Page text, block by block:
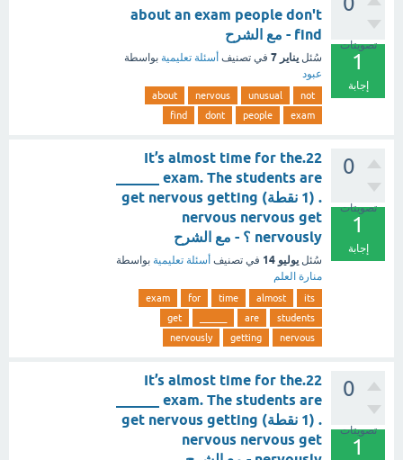
تصويتات
1
إجابة
about an exam people don't
find - مع الشرح
سُئل يناير 7 في تصنيف أسئلة تعليمية بواسطة
عبود
not
unusual
nervous
about
exam
people
dont
find
0
تصويتات
1
إجابة
22.It’s almost time for the
. (1 نقطة) get nervous getting
nervous nervous get
nervously ؟ - مع الشرح
سُئل يوليو 14 في تصنيف أسئلة تعليمية بواسطة
منارة العلم
its
almost
time
for
exam
students
are
get
nervous
getting
nervously
0
تصويتات
1
22.It’s almost time for the
. (1 نقطة) get nervous getting
nervous nervous get